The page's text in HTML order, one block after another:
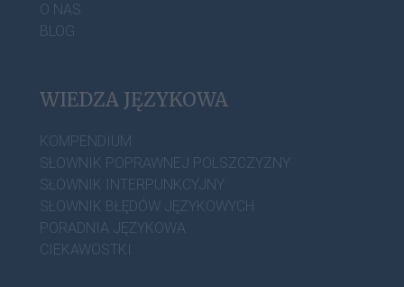
O NAS
BLOG
WIEDZA JĘZYKOWA
KOMPENDIUM
SŁOWNIK POPRAWNEJ POLSZCZYZNY
SŁOWNIK INTERPUNKCYJNY
SŁOWNIK BŁĘDÓW JĘZYKOWYCH
PORADNIA JĘZYKOWA
CIEKAWOSTKI